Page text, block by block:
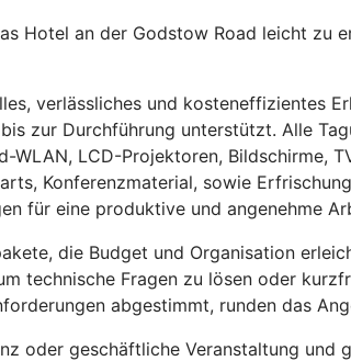
Hotel an der Godstow Road leicht zu
verlässliches und kosteneffizientes
zur Durchführung unterstützt. Alle
LCD-Projektoren, Bildschirme,
Konferenzmaterial, sowie
für eine produktive und angenehme
die Budget und Organisation
technische Fragen zu lösen oder
abgestimmt, runden das
oder geschäftliche Veranstaltung und